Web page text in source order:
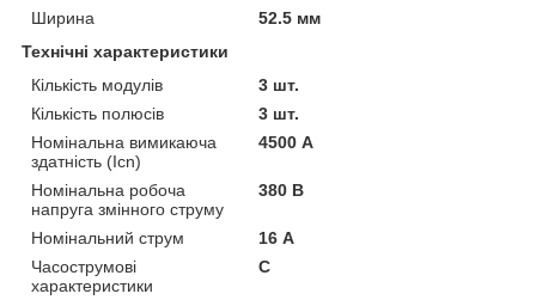
Ширина
52.5 мм
Технічні характеристики
Кількість модулів
3 шт.
Кількість полюсів
3 шт.
Номінальна вимикаюча
здатність (Icn)
4500 А
Номінальна робоча
напруга змінного струму
380 В
Номінальний струм
16 А
Часострумові
характеристики
C